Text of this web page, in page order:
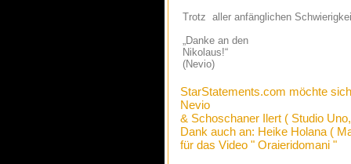
Trotz aller anfänglichen
„Danke an den
Nikolaus!“
(Nevio)
StarStatements.com möchte
Nevio
& Schoschaner Ilert ( Studio
Dank auch an: Heike Holana (
für das Video " Oraieridomani "